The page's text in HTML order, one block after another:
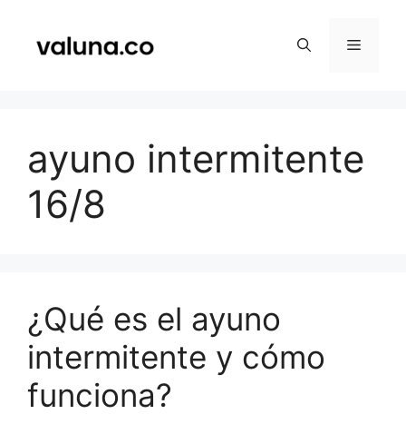
contenido
Menú
ayuno intermitente
16/8
¿Qué es el ayuno
intermitente y cómo
funciona?